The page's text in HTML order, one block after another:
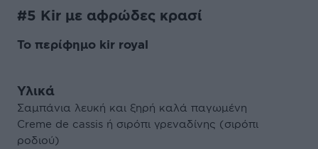
#5 Kir με αφρώδες κρασί
Το περίφημο kir royal
Υλικά
Σαμπάνια λευκή και ξηρή καλά παγωμένη
Creme de cassis ή σιρόπι γρεναδίνης (σιρόπι
ροδιού)